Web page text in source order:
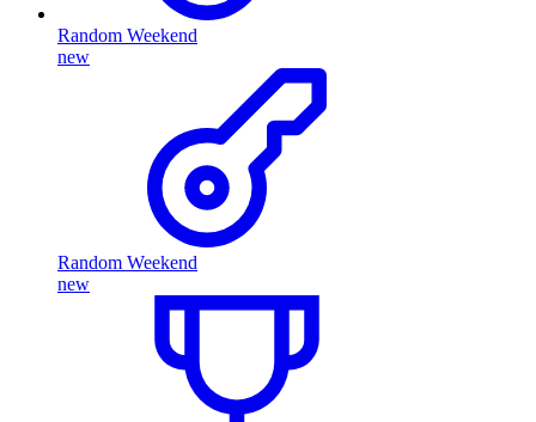
Random Weekend
new
Random Weekend
new